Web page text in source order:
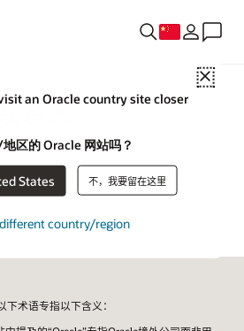
Close
an Oracle country site closer
区的 Oracle 网站吗？
States 不，我要留在这里
country/region
系人
术语专指以下含义：